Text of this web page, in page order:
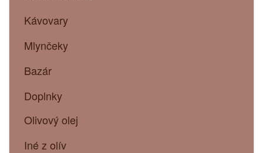
Kávovary
Mlynčeky
Bazár
Doplnky
Olivový olej
Iné z olív